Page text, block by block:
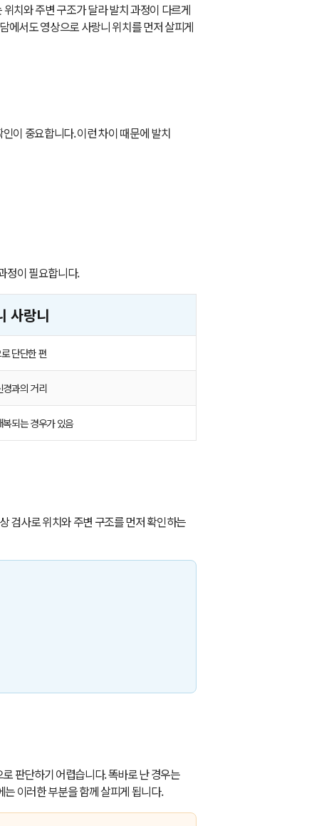
치와 주변 구조가 달라 발치 과정이 다르게
에서도 영상으로 사랑니 위치를 먼저 살피게
이 중요합니다. 이런 차이 때문에 발치
정이 필요합니다.
사랑니
단단한 편
경과의 거리
복되는 경우가 있음
검사로 위치와 주변 구조를 먼저 확인하는
판단하기 어렵습니다. 똑바로 난 경우는
는 이러한 부분을 함께 살피게 됩니다.